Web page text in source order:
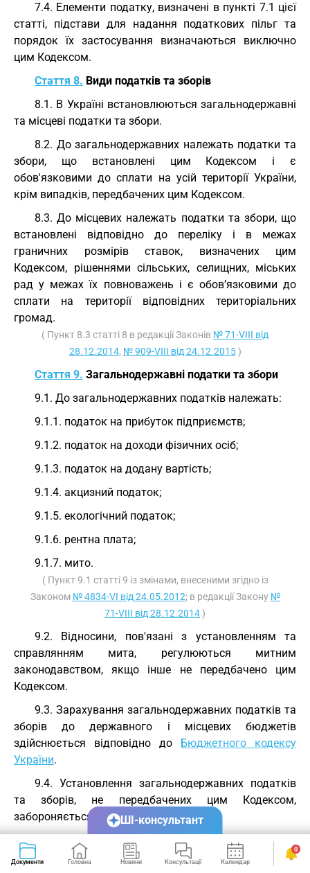
7.4. Елементи податку, визначені в пункті 7.1 цієї
статті, підстави для надання податкових пільг та
порядок їх застосування визначаються виключно
цим Кодексом.
Стаття 8. Види податків та зборів
8.1. В Україні встановлюються загальнодержавні
та місцеві податки та збори.
8.2. До загальнодержавних належать податки та
збори, що встановлені цим Кодексом і є
обов'язковими до сплати на усій території України,
крім випадків, передбачених цим Кодексом.
8.3. До місцевих належать податки та збори, що
встановлені відповідно до переліку і в межах
граничних розмірів ставок, визначених цим
Кодексом, рішеннями сільських, селищних, міських
рад у межах їх повноважень і є обов’язковими до
сплати на території відповідних територіальних
громад.
( Пункт 8.3 статті 8 в редакції Законів № 71-VIII від
28.12.2014, № 909-VIII від 24.12.2015)
Стаття 9. Загальнодержавні податки та збори
9.1. До загальнодержавних податків належать:
9.1.1. податок на прибуток підприємств;
9.1.2. податок на доходи фізичних осіб;
9.1.3. податок на додану вартість;
9.1.4. акцизний податок;
9.1.5. екологічний податок;
9.1.6. рентна плата;
9.1.7. мито.
( Пункт 9.1 статті 9 із змінами, внесеними згідно із
Законом № 4834-VI від 24.05.2012; в редакції Закону №
71-VIII від 28.12.2014)
9.2. Відносини, пов'язані з установленням та
справлянням мита, регулюються митним
законодавством, якщо інше не передбачено цим
Кодексом.
9.3. Зарахування загальнодержавних податків та
зборів до державного і місцевих бюджетів
здійснюється відповідно до Бюджетного кодексу
України.
9.4. Установлення загальнодержавних податків
та зборів, не передбачених цим Кодексом,
забороняється.
Стаття 10.
Місцеві податки
10.1. До місцевих податків належать:
Документи Головна Новини Консультації Календар Сервіси
0
ШІ-консультант